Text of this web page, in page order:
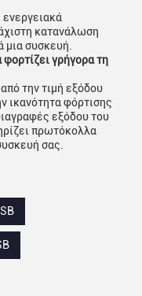
ενεργειακά
κατανάλωση
μια συσκευή.
γρήγορα τη
την τιμή εξόδου
ικανότητα φόρτισης
εξόδου του
πρωτόκολλα
σας.